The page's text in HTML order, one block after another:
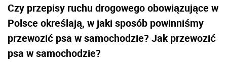
Czy przepisy ruchu drogowego obowiązujące w
Polsce określają, w jaki sposób powinniśmy
przewozić psa w samochodzie? Jak przewozić
psa w samochodzie?